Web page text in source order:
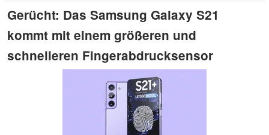
Gerücht: Das Samsung Galaxy S21
kommt mit einem größeren und
schnelleren Fingerabdrucksensor